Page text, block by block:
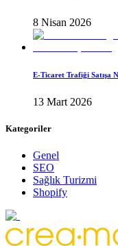
8 Nisan 2026
E-Ticaret Trafiği Satışa
13 Mart 2026
Kategoriler
Genel
SEO
Sağlık Turizmi
Shopify